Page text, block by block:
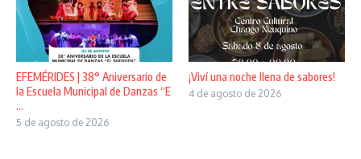
EFEMÉRIDES | 38° Aniversario de
la Escuela Municipal de Danzas “E
...
5 de agosto de 2026
¡Viví una noche llena de sabores!
4 de agosto de 2026